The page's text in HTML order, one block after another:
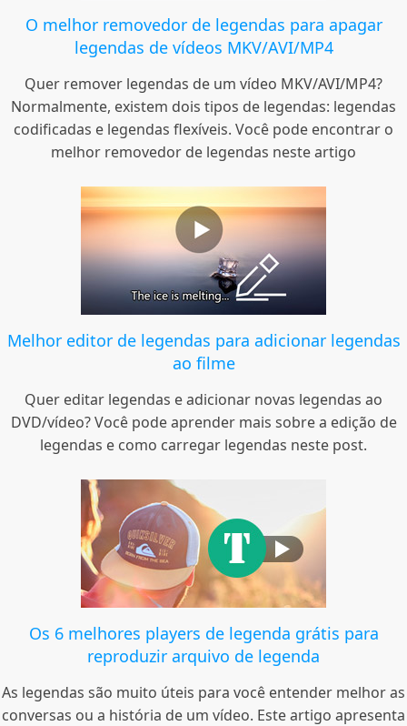
O melhor removedor de legendas para apagar
legendas de vídeos MKV/AVI/MP4
Quer remover legendas de um vídeo MKV/AVI/MP4?
Normalmente, existem dois tipos de legendas: legendas
codificadas e legendas flexíveis. Você pode encontrar o
melhor removedor de legendas neste artigo
Melhor editor de legendas para adicionar legendas
ao filme
Quer editar legendas e adicionar novas legendas ao
DVD/vídeo? Você pode aprender mais sobre a edição de
legendas e como carregar legendas neste post.
Os 6 melhores players de legenda grátis para
reproduzir arquivo de legenda
As legendas são muito úteis para você entender melhor as
conversas ou a história de um vídeo. Este artigo apresenta